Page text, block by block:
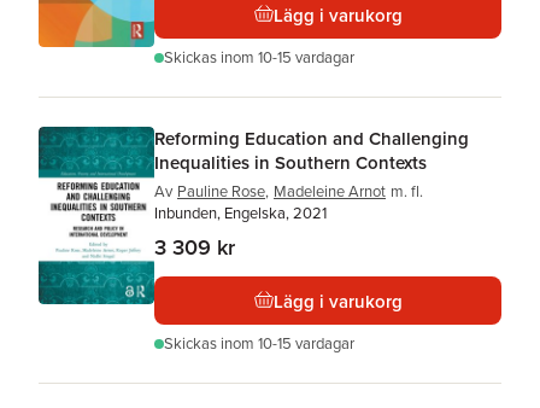
Lägg i varukorg
Skickas inom 10-15 vardagar
Reforming Education and Challenging
Inequalities in Southern Contexts
Av Pauline Rose, Madeleine Arnot m. fl.
Inbunden, Engelska, 2021
3 309 kr
Lägg i varukorg
Skickas inom 10-15 vardagar